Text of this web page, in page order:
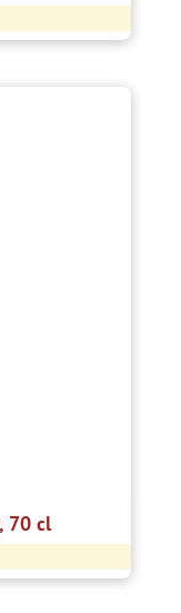
70 cl